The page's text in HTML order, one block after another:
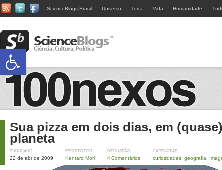
ScienceBlogs Brasil Universo Terra Vida Humanidade
Sua pizza em dois dias, em
planeta
PUBLICADO
22 de abr de 2009
ESCRITO POR
Kentaro Mori
DISCUSSÃO
4 Comentários
CATEGORIAS
curiosidades geografia
Abrir a barra de ferramentas